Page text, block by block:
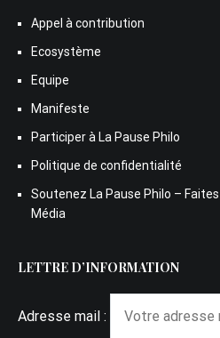
Appel à contribution
Ecosystème
Equipe
Manifeste
Participer à La Pause Philo
Politique de confidentialité
Soutenez La Pause Philo –
Média
LETTRE D’INFORMATION
Adresse mail :